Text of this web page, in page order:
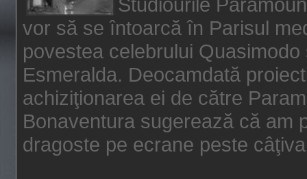
vor să se întoarcă în Parisul
povestea celebrului
Esmeralda. Deocamdată
achiziţionarea ei de către
Bonaventura sugerează că am
dragoste pe ecrane peste